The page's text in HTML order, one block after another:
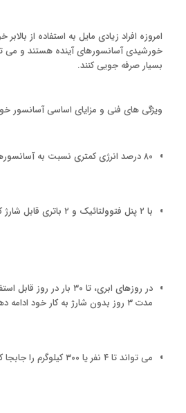
امروزه افراد زیادی مایل به استفاده از
خورشیدی آسانسورهای آینده هستند و می
بسیار صرفه جویی کنند.
ویژگی های فنی و مزایای اساسی آسانسور
۸۰ درصد انرژی کمتری نسبت به آسانسورهای معمولی مصرف می کند
با ۲ پنل فتوولتائیک و ۲ باتری قابل شارژ کار می کند
در روزهای ابری، تا ۳۰ بار
مدت ۳ روز بدون شارژ به کار خود ادامه دهد.
می تواند تا ۴ نفر یا ۳۰۰ کیلوگرم را جابجا کند.